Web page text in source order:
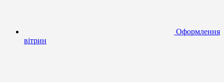
Оформлення
вітрин